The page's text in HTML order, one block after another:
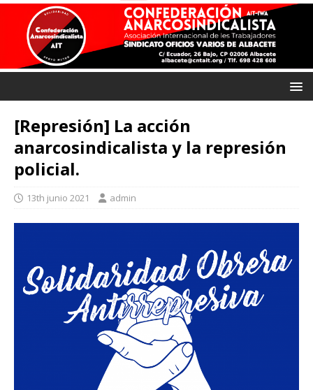
[Represión] La acción
anarcosindicalista y la represión
policial.
13th junio 2021 admin